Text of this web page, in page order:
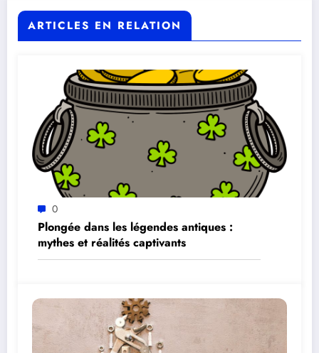
ARTICLES EN RELATION
0
Plongée dans les légendes antiques :
mythes et réalités captivants